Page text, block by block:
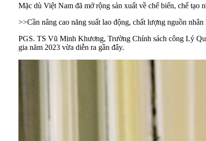
Mặc dù Việt Nam đã mở rộng sản xuất về chế biến, chế tạo
>>Cần nâng cao năng suất lao động, chất lượng nguồn nhân
PGS. TS Vũ Minh Khương, Trường Chính sách công Lý
gia năm 2023 vừa diễn ra gần đây.